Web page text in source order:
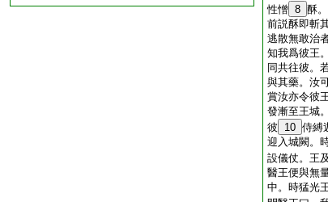
性憎 8 酥
前説酥即斬
逃散無敢治
知我爲彼王
同共往彼。
與其藥。汝
賞汝亦令彼
發漸至王城
彼
10 侍縛
迎入城闕。
設儀仗。王
醫王便與無
中。時猛光